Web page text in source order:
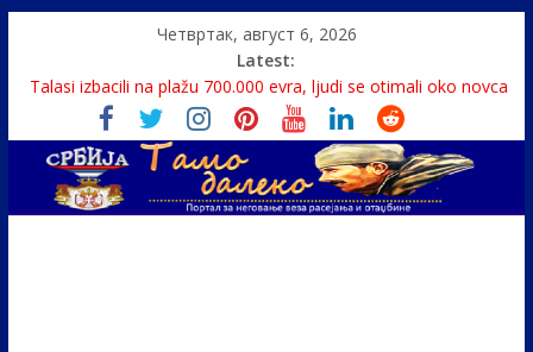
Четвртак, август 6, 2026
Latest:
Monasi spasili dete sa litice visoke 15 metara
Talasi izbacili na plažu 700.000 evra, ljudi se otimali oko novca
Srbin zaspao na Dunavu, reka ga odnela u Rumuniju
Politika i seks glavne teme srpskih medija
U Srbiji pola miliona migranata, 100 000 stranaca se zaposlilo